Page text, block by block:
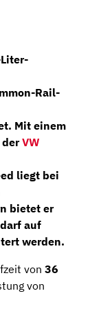
Rail-
Mit einem
VW
liegt bei
bietet er
auf
werden.
von 36
von